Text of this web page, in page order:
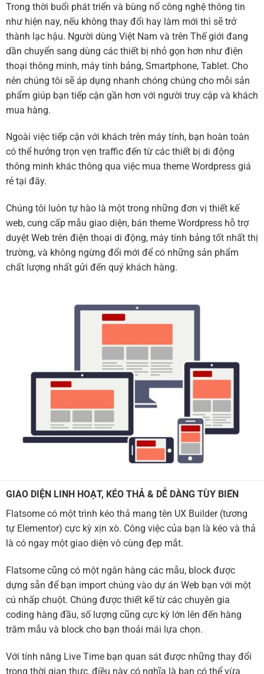
Trong thời buổi phát triển và bùng nổ công nghệ thông tin
như hiện nay, nếu không thay đổi hay làm mới thì sẽ trở
thành lạc hậu. Người dùng Việt Nam và trên Thế giới đang
dần chuyển sang dùng các thiết bị nhỏ gọn hơn như điện
thoại thông minh, máy tính bảng, Smartphone, Tablet. Cho
nên chúng tôi sẽ áp dụng nhanh chóng chúng cho mỗi sản
phẩm giúp bạn tiếp cận gần hơn với người truy cập và khách
mua hàng.
Ngoài việc tiếp cận với khách trên máy tính, bạn hoàn toàn
có thể hưởng trọn vẹn traffic đến từ các thiết bị di động
thông minh khác thông qua việc mua theme Wordpress giá
rẻ tại đây.
Chúng tôi luôn tự hào là một trong những đơn vị thiết kế
web, cung cấp mẫu giao diện, bán theme Wordpress hỗ trợ
duyệt Web trên điện thoại di động, máy tính bảng tốt nhất thị
trường, và không ngừng đổi mới để có những sản phẩm
chất lượng nhất gửi đến quý khách hàng.
GIAO DIỆN LINH HOẠT, KÉO THẢ & DỄ DÀNG TÙY BIẾN
Flatsome có một trình kéo thả mang tên UX Builder (tương
tự Elementor) cực kỳ xịn xò. Công việc của bạn là kéo và thả
là có ngay một giao diện vô cùng đẹp mắt.
Flatsome cũng có một ngân hàng các mẫu, block được
dựng sẵn để bạn import chúng vào dự án Web bạn với một
cú nhấp chuột. Chúng được thiết kế từ các chuyên gia
coding hàng đầu, số lượng cũng cực kỳ lớn lên đến hàng
trăm mẫu và block cho bạn thoải mái lựa chọn.
Với tính năng Live Time bạn quan sát được những thay đổi
trong thời gian thực, điều này có nghĩa là bạn có thể vừa